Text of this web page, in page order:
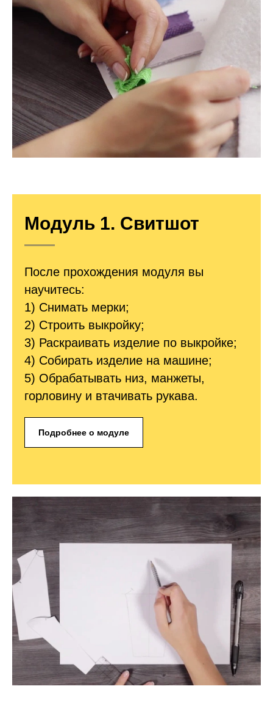
Модуль 1. Свитшот
После прохождения модуля вы
научитесь:
1) Снимать мерки;
2) Строить выкройку;
3) Раскраивать изделие по выкройке;
4) Собирать изделие на машине;
5) Обрабатывать низ, манжеты,
горловину и втачивать рукава.
Подробнее о модуле